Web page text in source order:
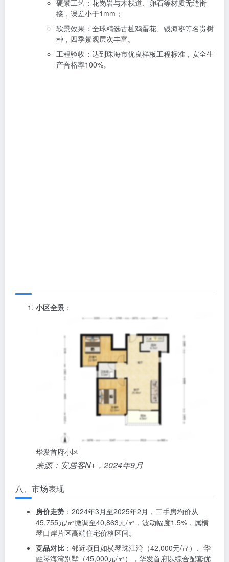
硬景工艺：花岗岩与木栈道、卵石等材质无缝衔
接，误差小于1mm；
软景效果：全球精选古桩鸡蛋花、银海枣等名贵树
种，四季景观层次丰富。
工程验收：达到珠海市优良样板工程标准，安全生
产合格率100%。
小区全景 ：
华发首府小区
来源：安居客N+，2024年9月
八、市场表现
房价走势 ：2024年3月至2025年2月，二手房均价从
45,755元/㎡微调至40,863元/㎡，波动幅度1.5%，属横
琴口岸片区高端住宅价格区间。
竞品对比 ：邻近项目如横琴珠江湾（42,000元/㎡）、华
融琴海湾别墅（45,000元/㎡），华发首府以综合配套优